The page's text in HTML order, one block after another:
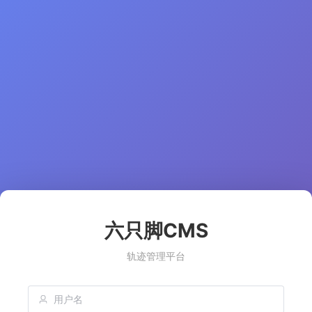
六只脚CMS
轨迹管理平台